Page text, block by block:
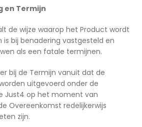
en Termijn
wijze waarop het Product wordt
is bij benadering vastgesteld en
als een fatale termijnen.
de Termijn vanuit dat de
uitgevoerd onder de
Just4 op het moment van
Overeenkomst redelijkerwijs
zijn.